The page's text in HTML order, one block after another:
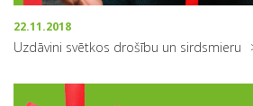
22.11.2018
Uzdāvini svētkos drošību un sirdsmieru